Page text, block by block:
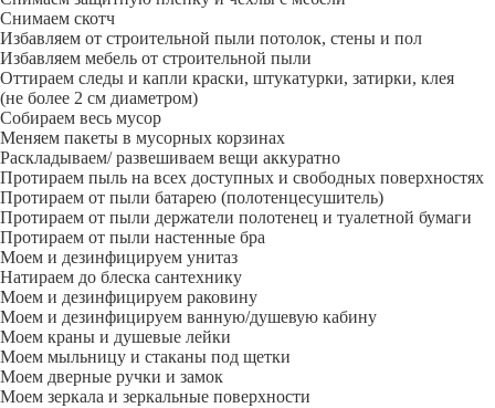
Снимаем скотч
Избавляем от строительной пыли потолок, стены и пол
Избавляем мебель от строительной пыли
Оттираем следы и капли краски, штукатурки, затирки, клея
(не более 2 см диаметром)
Собираем весь мусор
Меняем пакеты в мусорных корзинах
Раскладываем/ развешиваем вещи аккуратно
Протираем пыль на всех доступных и свободных поверхностях
Протираем от пыли батарею (полотенцесушитель)
Протираем от пыли держатели полотенец и туалетной бумаги
Протираем от пыли настенные бра
Моем и дезинфицируем унитаз
Натираем до блеска сантехнику
Моем и дезинфицируем раковину
Моем и дезинфицируем ванную/душевую кабину
Моем краны и душевые лейки
Моем мыльницу и стаканы под щетки
Моем дверные ручки и замок
Моем зеркала и зеркальные поверхности